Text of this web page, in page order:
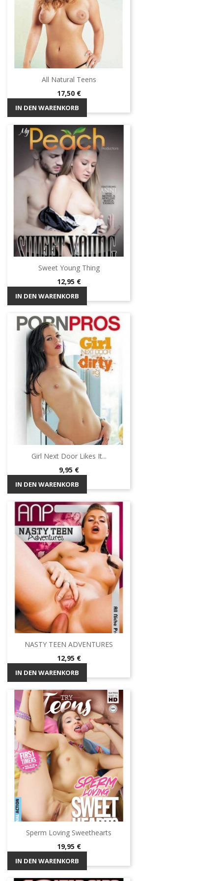
All Natural Teens
Preis
17,50 €
IN DEN WARENKORB
Sweet Young Thing
Preis
12,95 €
IN DEN WARENKORB
Girl Next Door Likes It...
Preis
9,95 €
IN DEN WARENKORB
NASTY TEEN ADVENTURES
Preis
12,95 €
IN DEN WARENKORB
Sperm Loving Sweethearts
Preis
19,95 €
IN DEN WARENKORB